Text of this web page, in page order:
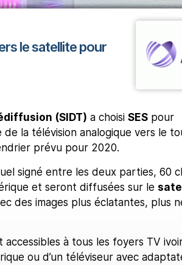
le satellite pour
(SIDT) a choisi SESpour
de la télévision analogique vers le
prévu pour 2020.
signé entre les deux parties, 60
et seront diffusées sur le
des images plus éclatantes, plus
à tous les foyers TV
ou d’un téléviseur avec